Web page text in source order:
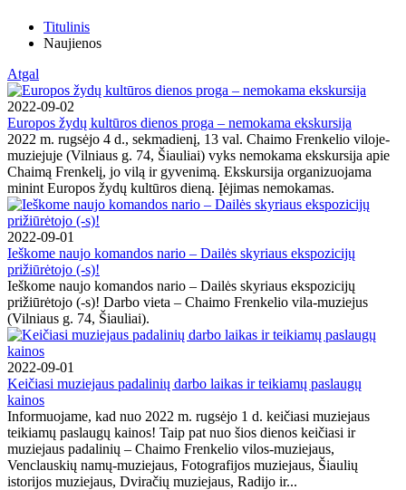
Titulinis
Naujienos
Atgal
2022-09-02
Europos žydų kultūros dienos proga – nemokama ekskursija
2022 m. rugsėjo 4 d., sekmadienį, 13 val. Chaimo Frenkelio viloje-
muziejuje (Vilniaus g. 74, Šiauliai) vyks nemokama ekskursija apie
Chaimą Frenkelį, jo vilą ir gyvenimą. Ekskursija organizuojama
minint Europos žydų kultūros dieną. Įėjimas nemokamas.
2022-09-01
Ieškome naujo komandos nario – Dailės skyriaus ekspozicijų
prižiūrėtojo (-s)!
Ieškome naujo komandos nario – Dailės skyriaus ekspozicijų
prižiūrėtojo (-s)! Darbo vieta – Chaimo Frenkelio vila-muziejus
(Vilniaus g. 74, Šiauliai).
2022-09-01
Keičiasi muziejaus padalinių darbo laikas ir teikiamų paslaugų
kainos
Informuojame, kad nuo 2022 m. rugsėjo 1 d. keičiasi muziejaus
teikiamų paslaugų kainos! Taip pat nuo šios dienos keičiasi ir
muziejaus padalinių – Chaimo Frenkelio vilos-muziejaus,
Venclauskių namų-muziejaus, Fotografijos muziejaus, Šiaulių
istorijos muziejaus, Dviračių muziejaus, Radijo ir...